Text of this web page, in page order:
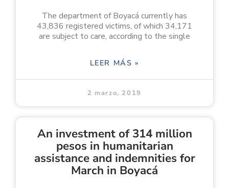
The department of Boyacá currently has
43,836 registered victims, of which 34,171
are subject to care, according to the single
LEER MÁS »
2 marzo, 2019
An investment of 314 million
pesos in humanitarian
assistance and indemnities for
March in Boyacá